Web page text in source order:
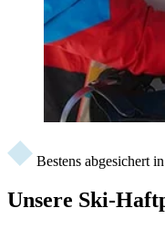
Bestens abgesichert
Unsere Ski-